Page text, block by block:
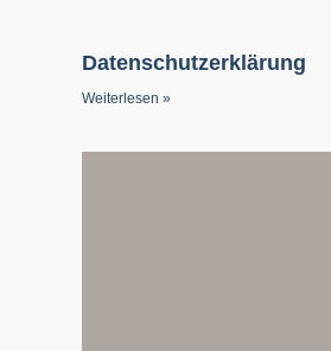
Datenschutzerklärung
Weiterlesen »